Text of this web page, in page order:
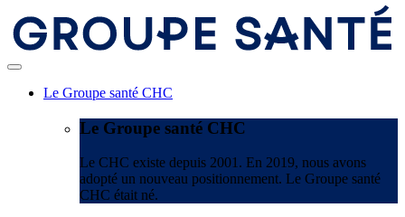
Le Groupe santé CHC
Le Groupe santé CHC
Le CHC existe depuis 2001. En 2019, nous avons
adopté un nouveau positionnement. Le Groupe santé
CHC était né.